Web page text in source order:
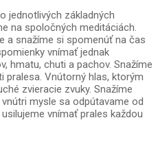
jednotlivých základných
na spoločných meditáciách.
a snažíme si spomenúť na čas
vnímať jednak
hmatu, chuti a pachov. Snažíme
pralesa. Vnútorný hlas, ktorým
zvieracie zvuky. Snažíme
mysle sa odpútavame od
vnímať prales každou